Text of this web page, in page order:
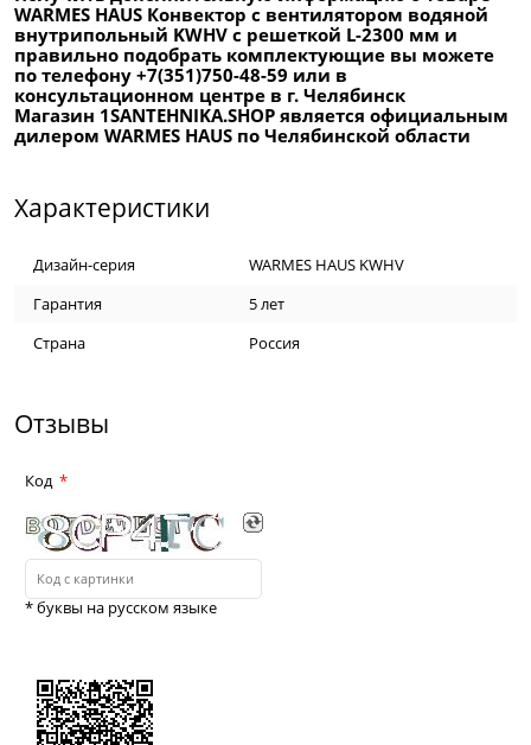
WARMES HAUS Конвектор с вентилятором водяной
внутрипольный KWHV с решеткой L-2300 мм и
правильно подобрать комплектующие вы можете
по телефону +7(351)750-48-59 или в
консультационном центре в г. Челябинск
Магазин 1SANTEHNIKA.SHOP является официальным
дилером WARMES HAUS по Челябинской области
Характеристики
Дизайн-серия
WARMES HAUS KWHV
Гарантия
5 лет
Страна
Россия
Отзывы
Код
* буквы на русском языке